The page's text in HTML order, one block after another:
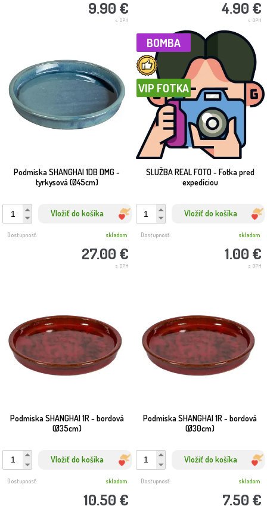
9.90 €
s DPH
4.90 €
s DPH
Podmiska SHANGHAI 1DB DMG -
tyrkysová (Ø45cm)
Vložiť do košíka
27.00 €
s DPH
Dostupnosť: skladom
SLUŽBA REAL FOTO - Fotka pred
expedíciou
BOMBA
VIP FOTKA
Vložiť do košíka
1.00 €
s DPH
Dostupnosť: skladom
Podmiska SHANGHAI 1R - bordová
(Ø35cm)
Vložiť do košíka
10.50 €
Dostupnosť: skladom
Podmiska SHANGHAI 1R - bordová
(Ø30cm)
Vložiť do košíka
7.50 €
Dostupnosť: skladom